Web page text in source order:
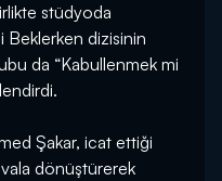
stüdyoda
Beklerken dizisinin
da “Kabullenmek mi
Şakar, icat ettiği
dönüştürerek